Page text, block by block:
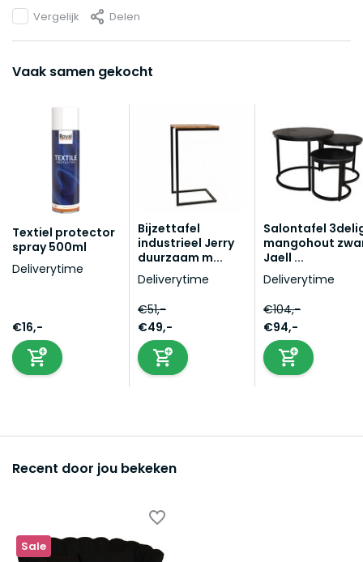
Vergelijk Delen
Vaak samen gekocht
Textiel protector
spray 500ml
Deliverytime
€16,-
Bijzettafel
industrieel Jerry
duurzaam m...
Deliverytime
€51,-
€49,-
Salontafel
mangohout
Jaell ...
Deliverytime
€104,-
€94,-
Recent door jou bekeken
Sale